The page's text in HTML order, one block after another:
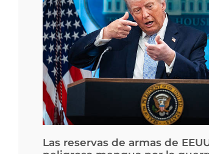
Las reservas de armas de